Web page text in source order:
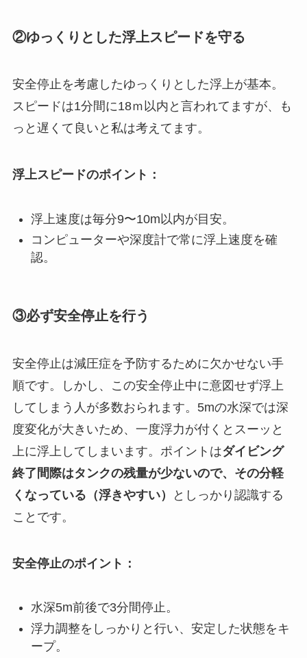
②ゆっくりとした浮上スピードを守る
安全停止を考慮したゆっくりとした浮上が基本。
スピードは1分間に18ｍ以内と言われてますが、も
っと遅くて良いと私は考えてます。
浮上スピードのポイント：
浮上速度は毎分9〜10m以内が目安。
コンピューターや深度計で常に浮上速度を確
認。
③必ず安全停止を行う
安全停止は減圧症を予防するために欠かせない手
順です。しかし、この安全停止中に意図せず浮上
してしまう人が多数おられます。5mの水深では深
度変化が大きいため、一度浮力が付くとスーッと
上に浮上してしまいます。ポイントはダイビング
終了間際はタンクの残量が少ないので、その分軽
くなっている（浮きやすい）
としっかり認識する
ことです。
安全停止のポイント：
水深5m前後で3分間停止。
浮力調整をしっかりと行い、安定した状態をキ
ープ。